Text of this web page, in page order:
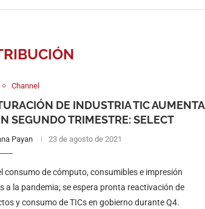
Channel
DE INDUSTRIA TIC AUMENTA
SEGUNDO TRIMESTRE: SELECT
Payan 23 de agosto de 2021
consumo de cómputo, consumibles e impresión
a la pandemia; se espera pronta reactivación de
y consumo de TICs en gobierno durante Q4.